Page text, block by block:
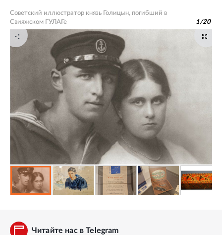
Советский иллюстратор князь Голицын, погибший в
Свияжском ГУЛАГе
1/20
Читайте нас в Telegram